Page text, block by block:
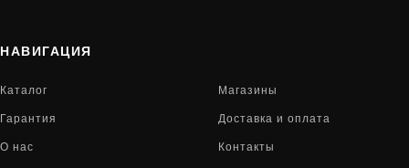
НАВИГАЦИЯ
Каталог Магазины
Гарантия Доставка и оплата
О нас Контакты